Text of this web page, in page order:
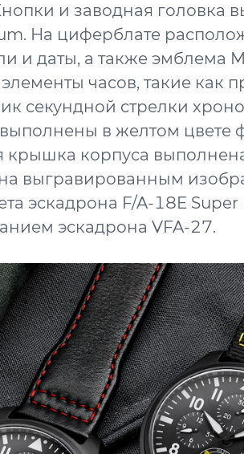
и заводная головка
На циферблате
и даты, а также эмблема
часов, такие как
секундной стрелки
выполнены в желтом
крышка корпуса
выгравированным
эскадрона F/A-18E
эскадрона VFA-27.